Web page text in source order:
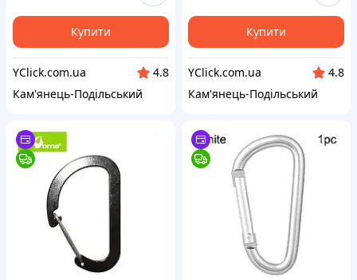
Купити
YClick.com.ua
4.8
Кам'янець-Подільський
Купити
YClick.com.ua
4.8
Кам'янець-Подільський